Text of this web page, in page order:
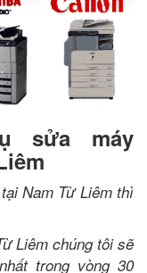
sửa máy
Nam Từ Liêm thì
Liêm chúng tôi sẽ
trong vòng 30